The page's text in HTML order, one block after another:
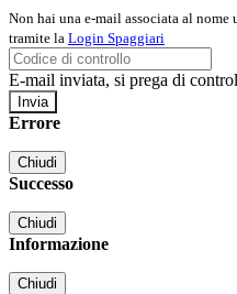
Non hai una e-mail associata al
tramite la Login Spaggiari
E-mail inviata, si prega di
Errore
Chiudi
Successo
Chiudi
Informazione
Chiudi